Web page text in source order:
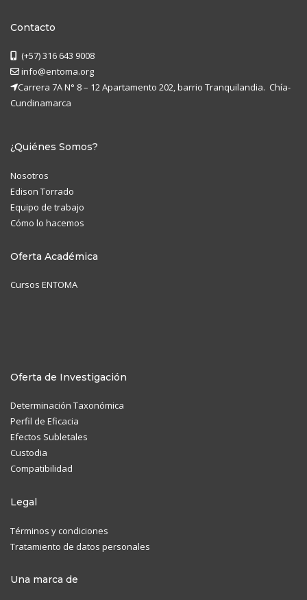
Contacto
(+57) 316 643 9008
info@entoma.org
Carrera 7A N° 8 – 12 Apartamento 202, barrio Tranquilandia. Chía-
Cundinamarca
¿Quiénes Somos?
Nosotros
Edison Torrado
Equipo de trabajo
Cómo lo hacemos
Oferta Académica
Cursos ENTOMA
Oferta de Investigación
Determinación Taxonómica
Perfil de Eficacia
Efectos Subletales
Custodia
Compatibilidad
Legal
Términos y condiciones
Tratamiento de datos personales
Una marca de